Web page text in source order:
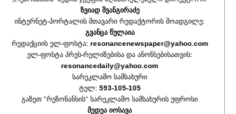
ზვიად შვანგირაძე
ინტერნეტ-პორტალის მთავარი რედაქტორის მოადგილე:
გვანცა წულაია
რედაქციის ელ-ფოსტა: resonancenewspaper@yahoo.com
ელ-ფოსტა პრეს-რელიზებისა და ანონსებისათვის:
resonancedaily@yahoo.com
სარეკლამო სამსახური
ტელ: 593-105-105
გაზეთ "რეზონანსის" სარეკლამო სამსახურის უფროსი
მედეა იოსავა